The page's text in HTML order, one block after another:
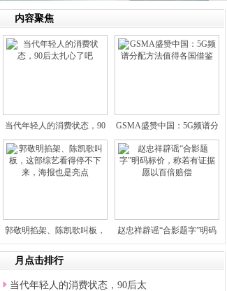
内容聚焦
当代年轻人的消费状态，90
后太
GSMA盛赞中国：5G频谱分
配
郭敬明掐架、陈凯歌叫板，
这部综
赵忠祥辟谣“合影题字”明码
标价
月点击排行
当代年轻人的消费状态，90后太